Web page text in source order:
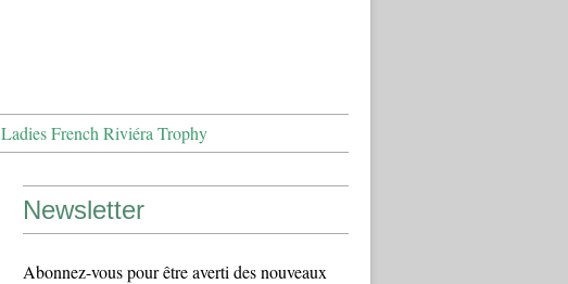
Ladies French Riviéra Trophy
Newsletter
Abonnez-vous pour être averti des nouveaux